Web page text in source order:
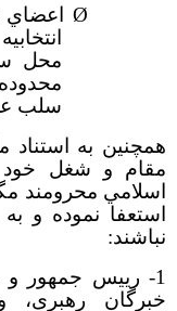
Ø
محل
سلب
مقام و شغل خود
اسلامي محرومند
استعفا نموده و
نباشند:
1- رييس جمهور و
خبرگان رهبری،